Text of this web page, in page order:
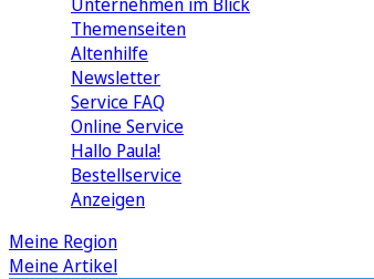
Themenseiten
Altenhilfe
Newsletter
Service FAQ
Online Service
Hallo Paula!
Bestellservice
Anzeigen
Meine Region
Meine Artikel